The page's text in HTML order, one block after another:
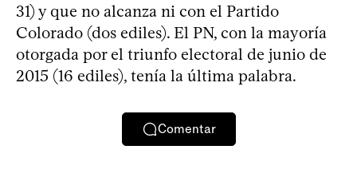
31) y que no alcanza ni con el Partido
Colorado (dos ediles). El PN, con la mayoría
otorgada por el triunfo electoral de junio de
2015 (16 ediles), tenía la última palabra.
Comentar